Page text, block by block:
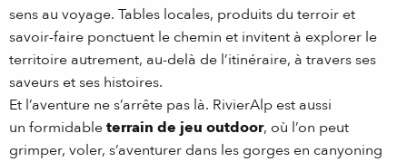
sens au voyage. Tables locales, produits du terroir et
savoir-faire ponctuent le chemin et invitent à explorer le
territoire autrement, au-delà de l’itinéraire, à travers ses
saveurs et ses histoires.
Et l’aventure ne s’arrête pas là. RivierAlp est aussi
un formidableterrain de jeu outdoor, où l’on peut
grimper, voler, s’aventurer dans les gorges en canyoning